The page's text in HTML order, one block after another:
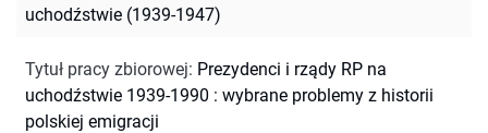
uchodźstwie (1939-1947)
Tytuł pracy zbiorowej: Prezydenci i rządy RP na
uchodźstwie 1939-1990 : wybrane problemy z historii
polskiej emigracji